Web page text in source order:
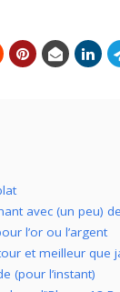
avec (un peu)
l’or ou l’argent
et meilleur que
(pour l’instant)